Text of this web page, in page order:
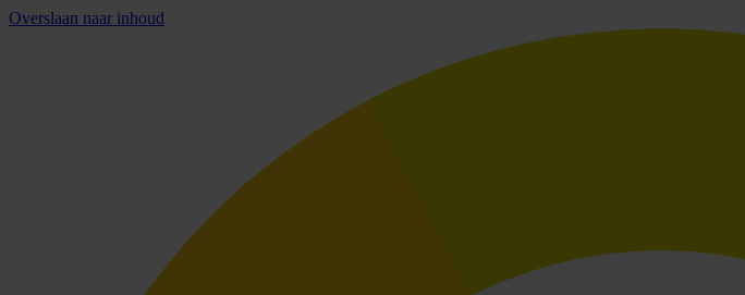
Overslaan naar inhoud